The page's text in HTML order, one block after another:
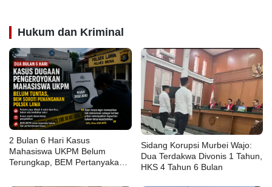
Hukum dan Kriminal
2 Bulan 6 Hari Kasus
Mahasiswa UKPM Belum
Terungkap, BEM Pertanyakan
Sidang Korupsi Murbei Wajo:
Dua Terdakwa Divonis 1 Tahun,
HKS 4 Tahun 6 Bulan